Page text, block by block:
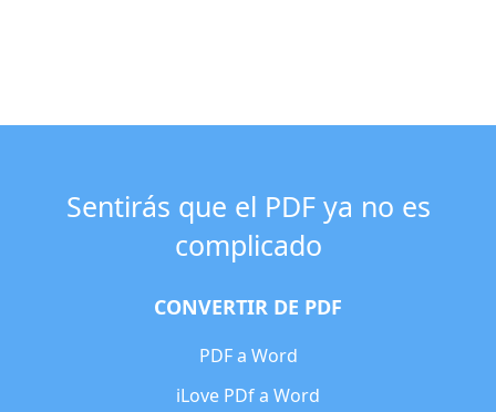
Sentirás que el PDF ya no es
complicado
CONVERTIR DE PDF
PDF a Word
iLove PDf a Word